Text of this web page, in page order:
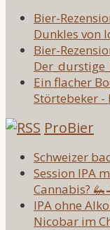
Bier-
Dunkles von
Bier-
Ein flacher
Störtebeker -
ProBier
Schweizer
Session IPA
Cannabis?
IPA ohne
Nicobar im